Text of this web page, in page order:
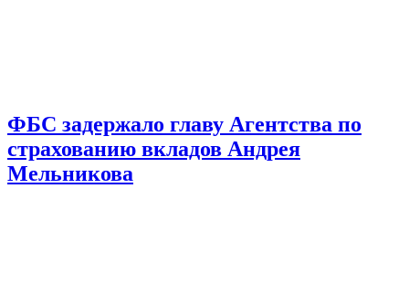
ФБС задержало главу Агентства по
страхованию вкладов Андрея
Мельникова